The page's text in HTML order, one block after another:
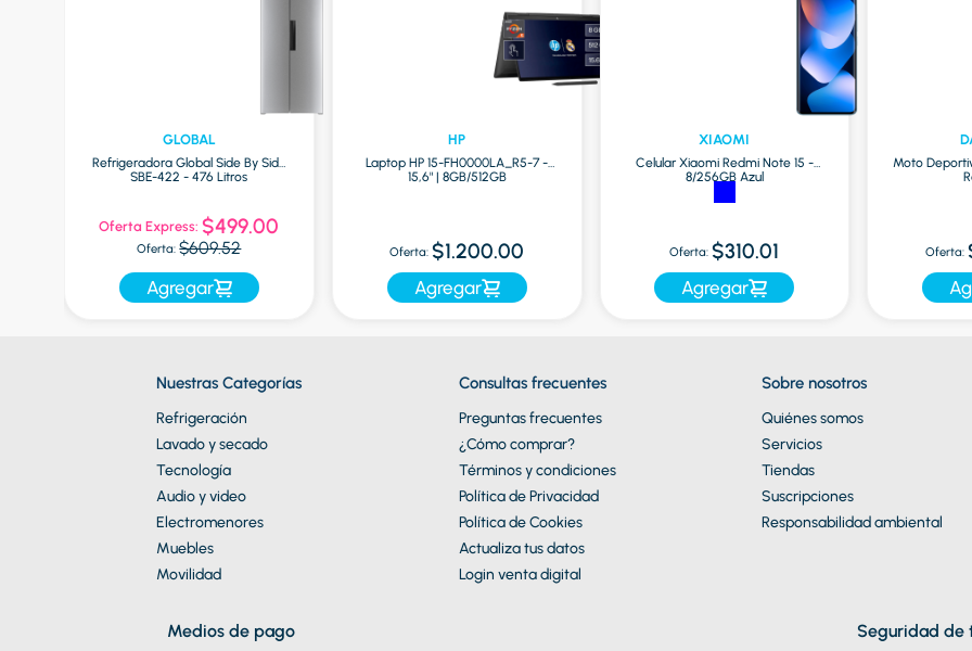
GLOBAL
Refrigeradora Global Side By Side
SBE-422 - 476 Litros
Oferta Express: $499.00
Oferta: $609.52
Agregar
HP
Laptop HP 15-FH0000LA_R5-7 -
15,6" | 8GB/512GB
Oferta: $1.200.00
Agregar
XIAOMI
Celular Xiaomi Redmi Note 15 -
8/256GB Azul
Oferta: $310.01
Agregar
Moto
Oferta:
Nuestras Categorías
Refrigeración
Lavado y secado
Tecnología
Audio y video
Electromenores
Muebles
Movilidad
Consultas frecuentes
Preguntas frecuentes
¿Cómo comprar?
Términos y condiciones
Política de Privacidad
Política de Cookies
Actualiza tus datos
Login venta digital
Sobre nosotros
Quiénes somos
Servicios
Tiendas
Suscripciones
Responsabilidad ambiental
Medios de pago Seguridad de